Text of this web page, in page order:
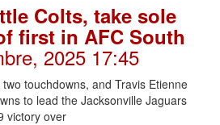
Colts, take sole
first in AFC South
2025 17:45
touchdowns, and Travis Etienne
to lead the Jacksonville Jaguars
victory over